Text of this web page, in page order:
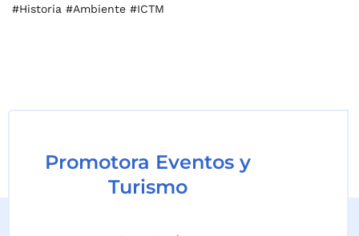
#Historia #Ambiente #ICTM
Promotora Eventos y
Turismo